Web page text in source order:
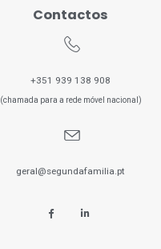
Contactos
+351 939 138 908
(chamada para a rede móvel nacional)
geral@segundafamilia.pt